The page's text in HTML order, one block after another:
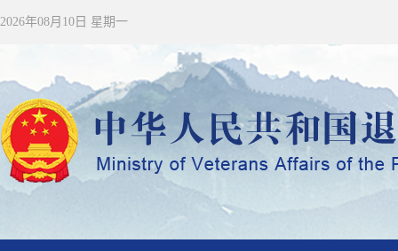
2026年08月10日 星期一